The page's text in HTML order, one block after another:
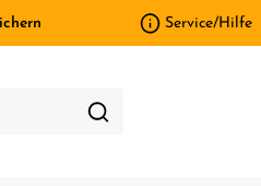
Service/Hilfe